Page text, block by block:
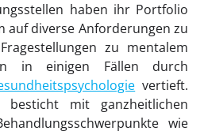
haben ihr Portfolio
auf diverse Anforderungen zu
zu mentalem
in einigen Fällen durch
vertieft.
besticht mit ganzheitlichen
wie